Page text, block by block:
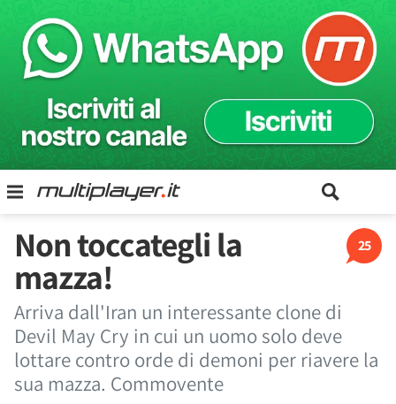
25
Non toccategli la
mazza!
Arriva dall'Iran un interessante clone di
Devil May Cry in cui un uomo solo deve
lottare contro orde di demoni per riavere la
sua mazza. Commovente